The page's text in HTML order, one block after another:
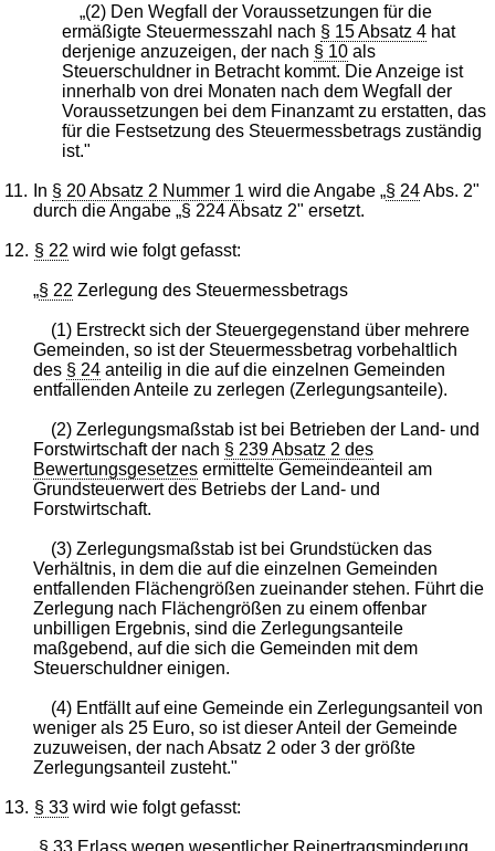
„(2) Den Wegfall der Voraussetzungen für die
ermäßigte Steuermesszahl nach § 15 Absatz 4hat
derjenige anzuzeigen, der nach § 10als
Steuerschuldner in Betracht kommt. Die Anzeige ist
innerhalb von drei Monaten nach dem Wegfall der
Voraussetzungen bei dem Finanzamt zu erstatten, das
für die Festsetzung des Steuermessbetrags zuständig
ist."
11. In § 20 Absatz 2 Nummer 1 wird die Angabe „§ 24Abs. 2"
durch die Angabe „§ 224 Absatz 2" ersetzt.
12. § 22 wird wie folgt gefasst:
„§ 22 Zerlegung des Steuermessbetrags
(1) Erstreckt sich der Steuergegenstand über mehrere
Gemeinden, so ist der Steuermessbetrag vorbehaltlich
des § 24 anteilig in die auf die einzelnen Gemeinden
entfallenden Anteile zu zerlegen (Zerlegungsanteile).
(2) Zerlegungsmaßstab ist bei Betrieben der Land- und
Forstwirtschaft der nach § 239 Absatz 2 des
Bewertungsgesetzes ermittelte Gemeindeanteil am
Grundsteuerwert des Betriebs der Land- und
Forstwirtschaft.
(3) Zerlegungsmaßstab ist bei Grundstücken das
Verhältnis, in dem die auf die einzelnen Gemeinden
entfallenden Flächengrößen zueinander stehen. Führt die
Zerlegung nach Flächengrößen zu einem offenbar
unbilligen Ergebnis, sind die Zerlegungsanteile
maßgebend, auf die sich die Gemeinden mit dem
Steuerschuldner einigen.
(4) Entfällt auf eine Gemeinde ein Zerlegungsanteil von
weniger als 25 Euro, so ist dieser Anteil der Gemeinde
zuzuweisen, der nach Absatz 2 oder 3 der größte
Zerlegungsanteil zusteht."
13. § 33 wird wie folgt gefasst:
„§ 33 Erlass wegen wesentlicher Reinertragsminderung